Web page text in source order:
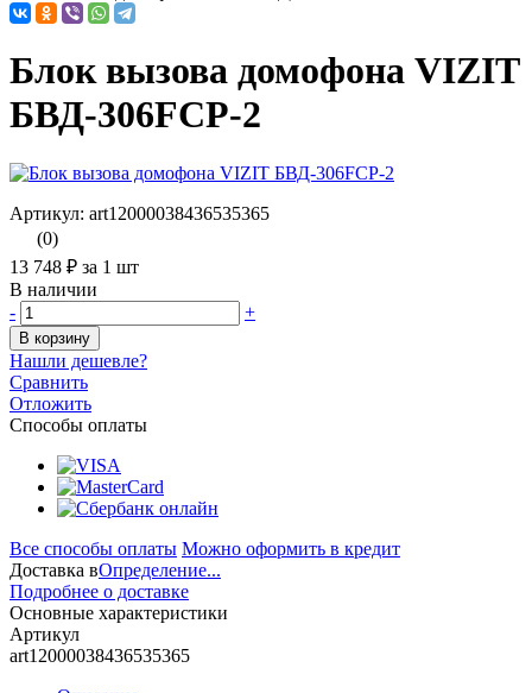
Блок вызова домофона VIZIT
БВД-306FCP-2
Артикул: art12000038436535365
(0)
13 748 ₽ за 1 шт
В наличии
-
+
В корзину
Нашли дешевле?
Сравнить
Отложить
Способы оплаты
Все способы оплаты Можно оформить в кредит
Доставка вОпределение...
Подробнее о доставке
Основные характеристики
Артикул
art12000038436535365